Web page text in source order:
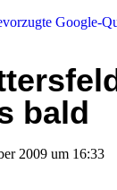
Google-
bald
2009 um 16:33